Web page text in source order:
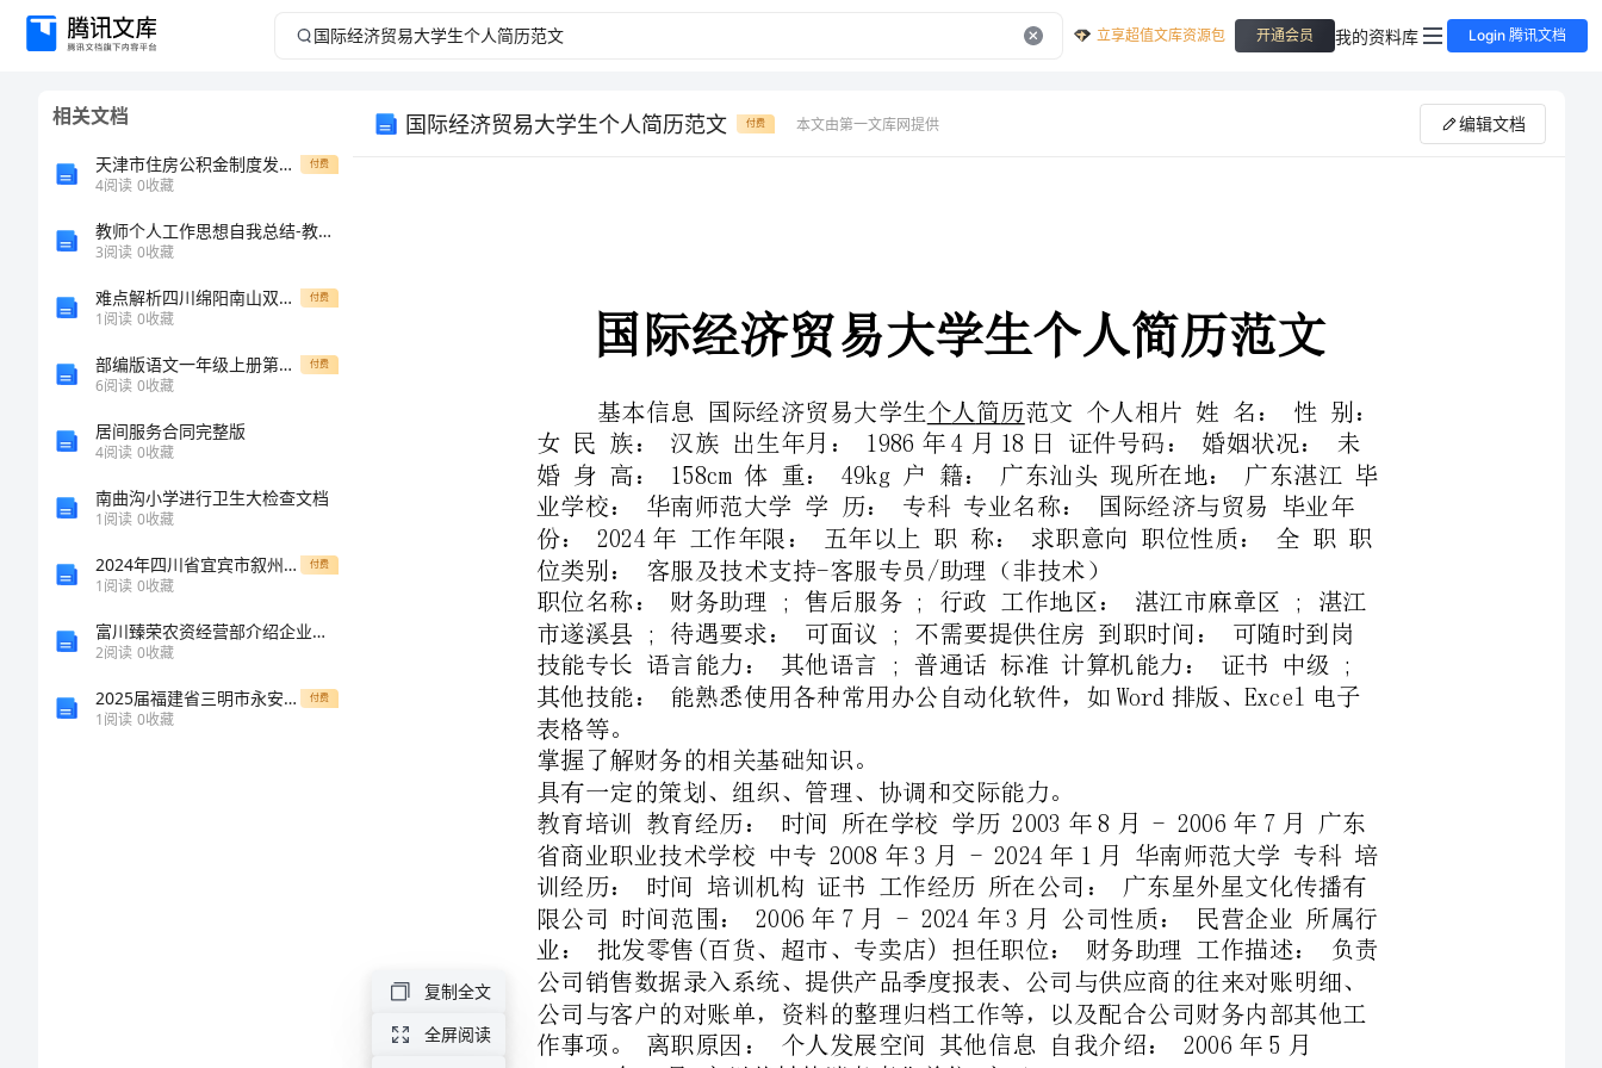
国
立享超值文库资源包 开通会员 我的资料库 Login 腾讯文档
相关文档
天津市住房公积金制度发展“十二五”规划纲要 付费
4阅读 0收藏
教师个人工作思想自我总结-教师个人自我评价总结
3阅读 0收藏
难点解析四川绵阳南山双语学校数学人教版七年级下册数据的收集、整理与描述同步测试试卷（详解版） 付费
1阅读 0收藏
部编版语文一年级上册第三单元（汉语拼音）易错分析 付费
6阅读 0收藏
居间服务合同完整版
4阅读 0收藏
南曲沟小学进行卫生大检查文档
1阅读 0收藏
2024年四川省宜宾市叙州区第一中学校高一生物第一学期期末检测试题含解析 付费
1阅读 0收藏
富川臻荣农资经营部介绍企业发展分析报告
2阅读 0收藏
2025届福建省三明市永安第三中学高一数学下学期期末综合测试试题含解析 付费
1阅读 0收藏
国际经济贸易大学生个人简历范文 付费 本文由第一文库网提供 编辑文档
发展方向：其他要求：联系方式
希望本文国际经济贸易大学生个人简历范文能帮到你。
基本信息国际经济贸易大学生个人简历范文个人相片姓名：性别：
份：2024年工作年限：五年以上职称：求职意向职位性质：全职职
职位名称：财务助理;售后服务;行政工作地区：湛江市麻章区;湛江
市遂溪县;待遇要求：可面议;不需要提供住房到职时间：可随时到岗
技能专长语言能力：其他语言;普通话标准计算机能力：证书中级;
其他技能：能熟悉使用各种常用办公自动化软件，如Word排版、Excel电子
掌握了解财务的相关基础知识。
具有一定的策划、组织、管理、协调和交际能力。
教育培训教育经历：时间所在学校学历2003年8月-2006年7月广东
省商业职业技术学校中专2008年3月-2024年1月华南师范大学专科培
训经历：时间培训机构证书工作经历所在公司：广东星外星文化传播有
公司与客户的对账单，资料的整理归档工作等，以及配合公司财务内部其他工
作事项。离职原因：个人发展空间其他信息自我介绍：2006年5月
—2006年6月广州芳村某消毒事业单位实习
负责单位数据录入、日常单据整理。
2006年7月—2024年3月广东星外星文化传播有限公司财务助理
负责公司销售数据录入系统、提供产品季度报表、公司与供应商的往来对账明
复制全文
全屏阅读